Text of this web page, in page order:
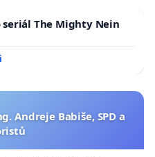
seriál The Mighty Nein
Andreje Babiše, SPD a